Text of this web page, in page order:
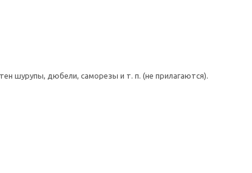
шурупы, дюбели, саморезы и т. п. (не прилагаются).